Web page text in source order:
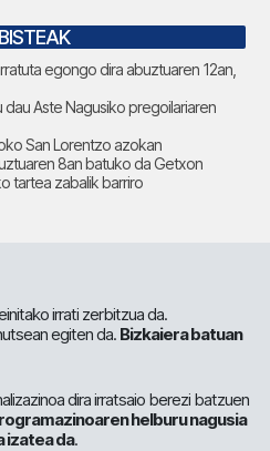
egongo dira abuztuaren 12an,
Aste Nagusiko pregoilariaren
San Lorentzo azokan
8an batuko da Getxon
tartea zabalik barriro
irrati zerbitzua da.
egiten da. Bizkaiera batuan
dira irratsaio berezi batzuen
helburu nagusia
izatea da.